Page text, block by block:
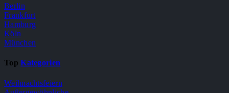
Berlin
Frankfurt
Hamburg
Köln
München
TopKategorien
Weihnachtsfeiern